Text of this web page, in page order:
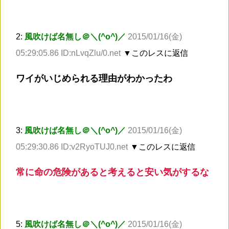
2: 風吹けば名無し＠＼(^o^)／ 2015/01/16(金)
05:29:05.86 ID:nLvqZlu/0.net ▼このレスに返信
ワイがいじめられる理由がわかったわ
3: 風吹けば名無し＠＼(^o^)／ 2015/01/16(金)
05:29:30.86 ID:v2RyoTUJ0.net ▼このレスに返信
常に命の危険があると考えると安い気がするな
5: 風吹けば名無し＠＼(^o^)／ 2015/01/16(金)